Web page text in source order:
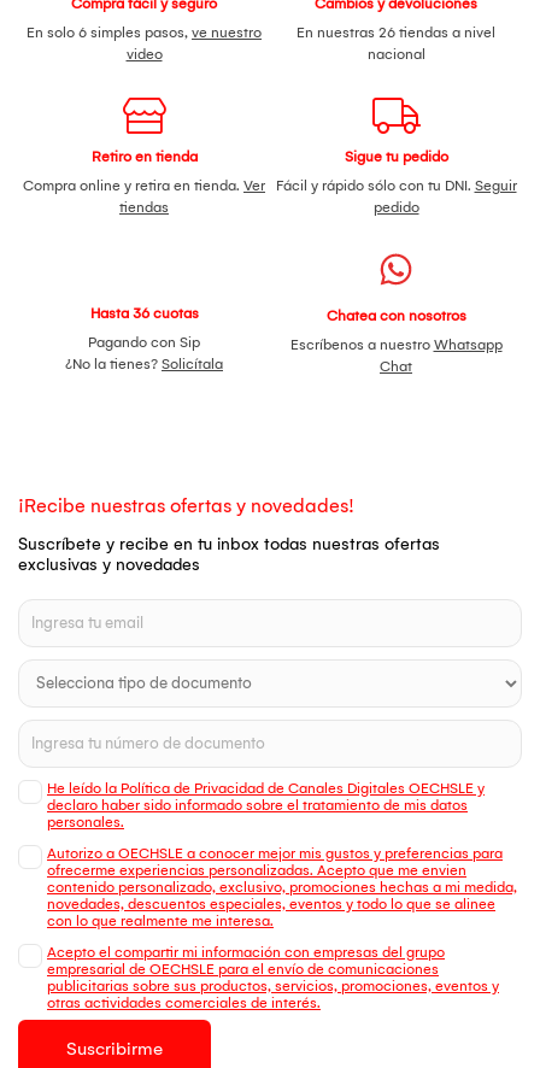
En solo 6 simples pasos, ve nuestro
video
En nuestras 26 tiendas a nivel
nacional
Retiro en tienda
Compra online y retira en tienda. Ver
tiendas
Sigue tu pedido
Fácil y rápido sólo con tu DNI. Seguir
pedido
Hasta 36 cuotas
Pagando con Sip
¿No la tienes? Solicítala
Chatea con nosotros
Escríbenos a nuestro Whatsapp
Chat
¡Recibe nuestras ofertas y novedades!
Suscríbete y recibe en tu inbox todas nuestras ofertas
exclusivas y novedades
He leído la Política de Privacidad de Canales Digitales OECHSLE y
declaro haber sido informado sobre el tratamiento de mis datos
personales.
Autorizo a OECHSLE a conocer mejor mis gustos y preferencias para
ofrecerme experiencias personalizadas. Acepto que me envien
contenido personalizado, exclusivo, promociones hechas a mi medida,
novedades, descuentos especiales, eventos y todo lo que se alinee
con lo que realmente me interesa.
Acepto el compartir mi información con empresas del grupo
empresarial de OECHSLE para el envío de comunicaciones
publicitarias sobre sus productos, servicios, promociones, eventos y
otras actividades comerciales de interés.
Suscribirme